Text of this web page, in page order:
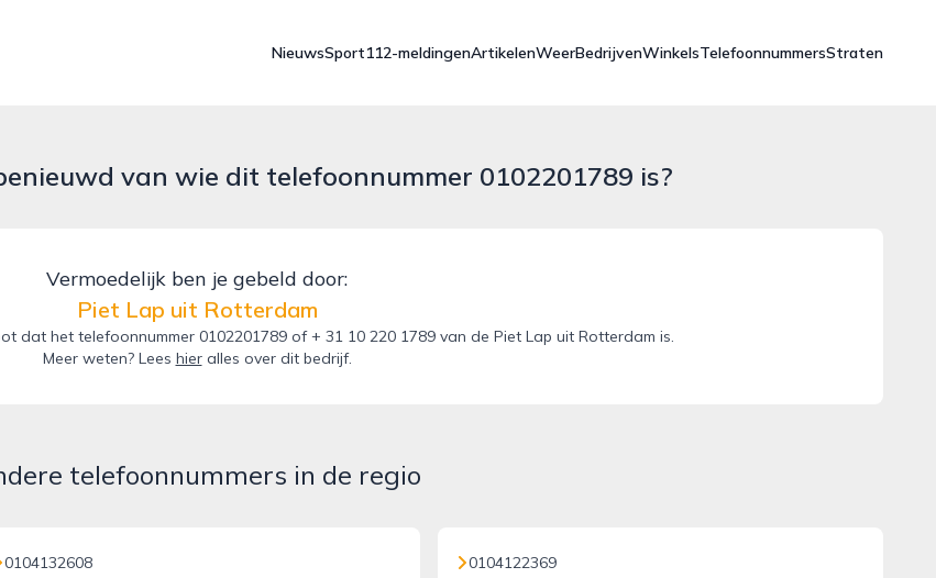
NieuwsSport112-meldingenArtikelenWeerBedrijvenWinkelsTelefoonnummersStraten
van wie dit telefoonnummer 0102201789 is?
Vermoedelijk ben je gebeld door:
Piet Lap uit Rotterdam
dat het telefoonnummer 0102201789 of + 31 10 220 1789 van de Piet Lap uit Rotterdam is.
Meer weten? Lees hieralles over dit bedrijf.
telefoonnummers in de regio
0104132608 0104122369